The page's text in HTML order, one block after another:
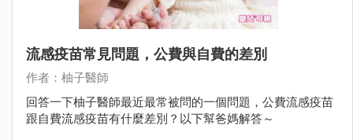
流感疫苗常見問題，公費與自費的差別
作者：柚子醫師
回答一下柚子醫師最近最常被問的一個問題，公費流感疫苗
跟自費流感疫苗有什麼差別？以下幫爸媽解答～